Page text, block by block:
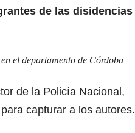
de las disidencias
el departamento de Córdoba
de la Policía Nacional,
capturar a los autores.